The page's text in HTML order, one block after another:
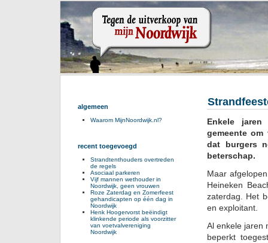
Enkele jaren
gemeente
dat burgers
beterschap.
Maar
Heineken
zaterdag. Het
en exploitant.
Al enkele jaren
beperkt
algemeen
Waarom MijnNoordwijk.nl?
recent toegevoegd
Strandtenthouders overtreden
de regels
Asociaal parkeren
Vijf mannen wethouder in
Noordwijk, geen vrouwen
Roze Zaterdag en Zomerfeest
gehandicapten op één dag in
Noordwijk
Henk Hoogervorst beëindigt
klinkende periode als voorzitter
van voetvalvereniging
Noordwijk